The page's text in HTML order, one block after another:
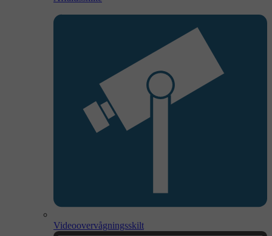
Videoovervågningsskilt